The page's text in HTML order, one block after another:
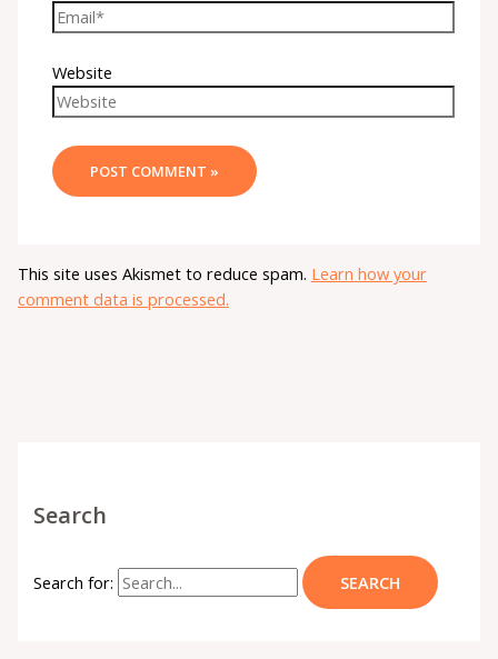
Website
This site uses Akismet to reduce spam. Learn how your
comment data is processed.
Search
Search for: